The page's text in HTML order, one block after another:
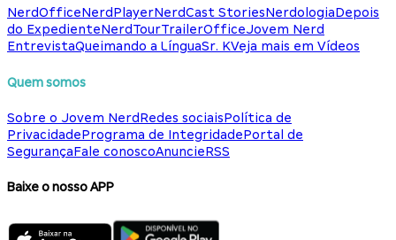
NerdOfficeNerdPlayerNerdCast StoriesNerdologiaDepois
do ExpedienteNerdTourTrailerOfficeJovem Nerd
EntrevistaQueimando a LínguaSr. KVeja mais em Vídeos
Quem somos
Sobre o Jovem NerdRedes sociaisPolítica de
PrivacidadePrograma de IntegridadePortal de
SegurançaFale conoscoAnuncieRSS
Baixe o nosso APP